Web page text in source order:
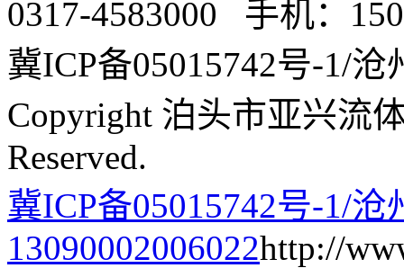
0317-4583000 手机：
冀ICP备05015742号-1/沧
Copyright 泊头市亚兴流
Reserved.
冀ICP备05015742号-1/沧
13090002006022http://